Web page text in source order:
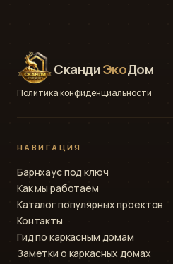
СкандиЭкоДом
Политика конфиденциальности
НАВИГАЦИЯ
Барнхаус под ключ
Как мы работаем
Каталог популярных проектов
Контакты
Гид по каркасным домам
Заметки о каркасных домах